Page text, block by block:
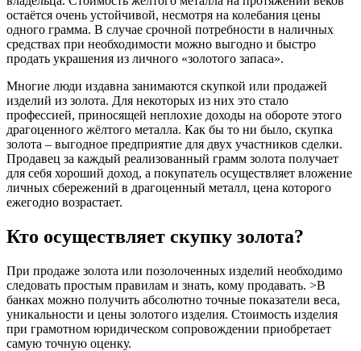
остаётся очень устойчивой, несмотря на колебания цены
одного грамма. В случае срочной потребности в наличных
средствах при необходимости можно выгодно и быстро
продать украшения из личного «золотого запаса».
Многие люди издавна занимаются скупкой или продажей
изделий из золота. Для некоторых из них это стало
профессией, приносящей неплохие доходы на обороте этого
драгоценного жёлтого металла. Как бы то ни было, скупка
золота – выгодное предприятие для двух участников сделки.
Продавец за каждый реализованный грамм золота получает
для себя хороший доход, а покупатель осуществляет вложение
личных сбережений в драгоценный металл, цена которого
ежегодно возрастает.
Кто осуществляет скупку золота?
При продаже золота или позолоченных изделий необходимо
следовать простым правилам и знать, кому продавать. >В
банках можно получить абсолютно точные показатели веса,
уникальности и цены золотого изделия. Стоимость изделия
при грамотном юридическом сопровождении приобретает
самую точную оценку.